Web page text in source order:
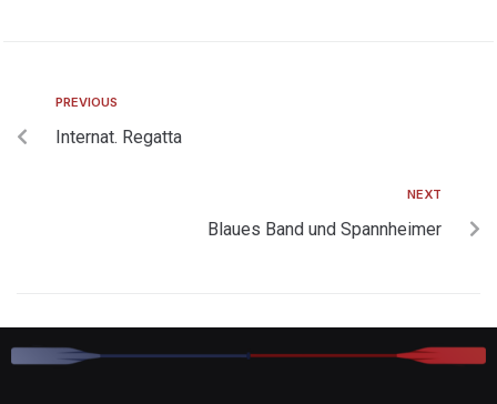
PREVIOUS
Internat. Regatta
NEXT
Blaues Band und Spannheimer